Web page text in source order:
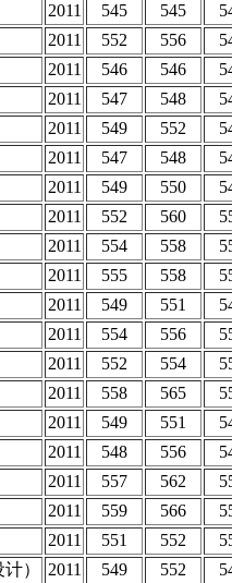
2011 545 545
2011 552 556
2011 546 546
2011 547 548
2011 549 552
2011 547 548
2011 549 550
2011 552 560
2011 554 558
2011 555 558
2011 549 551
2011 554 556
2011 552 554
2011 558 565
2011 549 551
2011 548 556
2011 557 562
2011 559 566
2011 551 552
）
2011 549 552